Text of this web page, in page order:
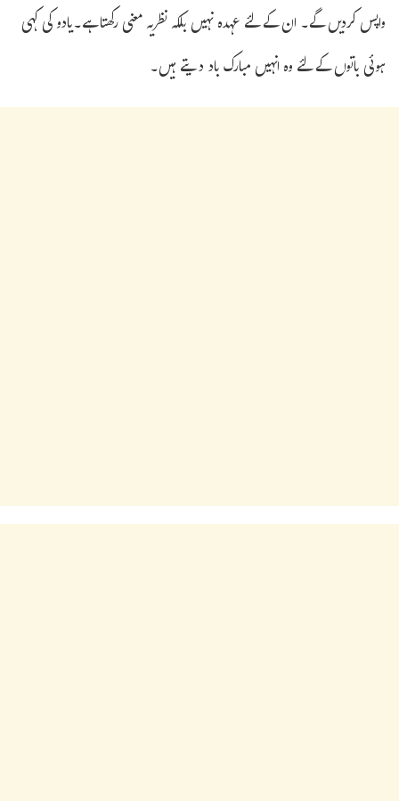
واپس کردیں گے۔ ان کے لئے عہدہ نہیں بلکہ نظریہ معنی رکھتا ہے۔یادو کی کہی
ہوئی باتوں کے لئے وہ انہیں مبارک باد دیتے ہیں۔